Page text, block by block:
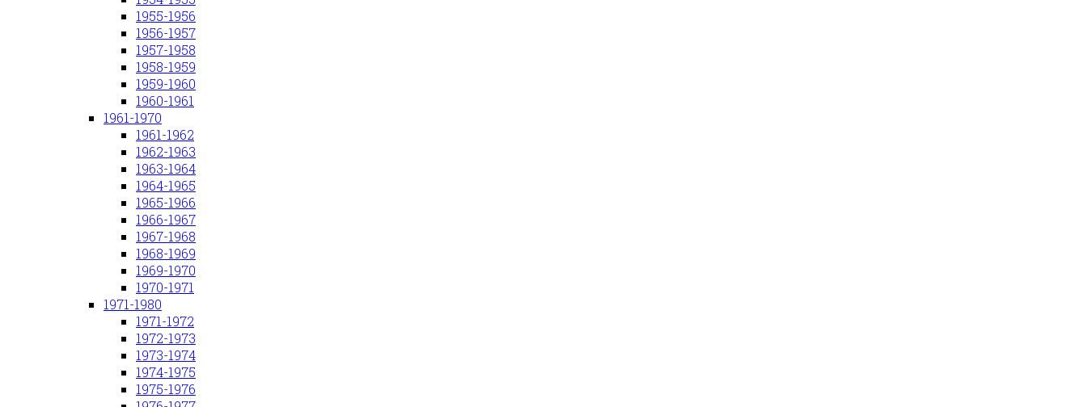
1955-1956
1956-1957
1957-1958
1958-1959
1959-1960
1960-1961
1961-1970
1961-1962
1962-1963
1963-1964
1964-1965
1965-1966
1966-1967
1967-1968
1968-1969
1969-1970
1970-1971
1971-1980
1971-1972
1972-1973
1973-1974
1974-1975
1975-1976